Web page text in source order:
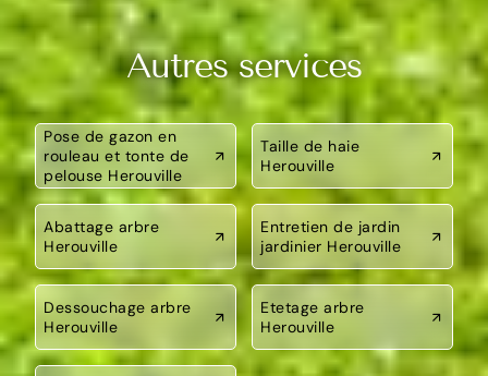
Autres services
Pose de gazon en
rouleau et tonte de
pelouse Herouville
Taille de haie
Herouville
Abattage arbre
Herouville
Entretien de jardin
jardinier Herouville
Dessouchage arbre
Herouville
Etetage arbre
Herouville